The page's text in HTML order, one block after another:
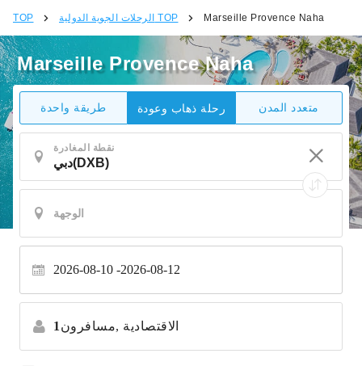
TOP الرحلات الجوية الدولية TOP Marseille Provence Naha
Marseille Provence Naha
طريقة واحدة رحلة ذهاب وعودة متعدد المدن
نقطة المغادرة
2026-08-10 2026-08-12
1 مسافرون, الاقتصادية